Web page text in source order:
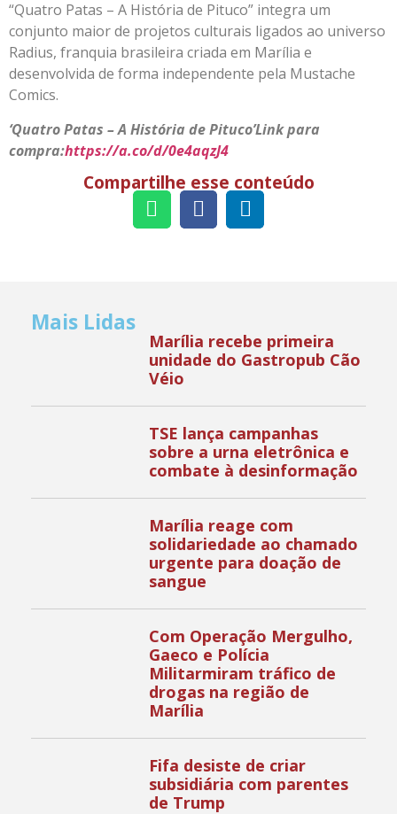
“Quatro Patas – A História de Pituco” integra um
conjunto maior de projetos culturais ligados ao universo
Radius, franquia brasileira criada em Marília e
desenvolvida de forma independente pela Mustache
Comics.
‘Quatro Patas – A História de Pituco’Link para
compra:https://a.co/d/0e4aqzJ4
Compartilhe esse conteúdo
Mais Lidas
Marília recebe primeira
unidade do Gastropub Cão
Véio
TSE lança campanhas
sobre a urna eletrônica e
combate à desinformação
Marília reage com
solidariedade ao chamado
urgente para doação de
sangue
Com Operação Mergulho,
Gaeco e Polícia
Militarmiram tráfico de
drogas na região de
Marília
Fifa desiste de criar
subsidiária com parentes
de Trump